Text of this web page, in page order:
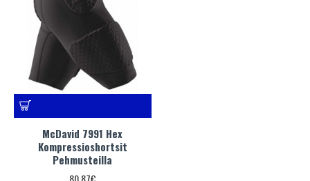
McDavid 7991 Hex
Kompressioshortsit
Pehmusteilla